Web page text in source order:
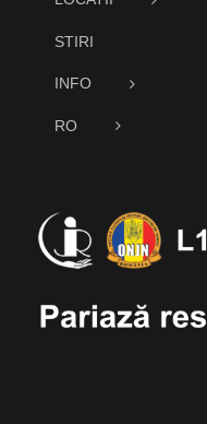
STIRI
INFO
RO